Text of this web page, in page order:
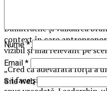
Participarea la gala din
în consolidarea profilului
Dumitrache și validarea
context în care
vizibil și mai relevant pe
„Cred că adevărata forță a
a-i face și pe ceilalți să
Nume*
Email *
Site web